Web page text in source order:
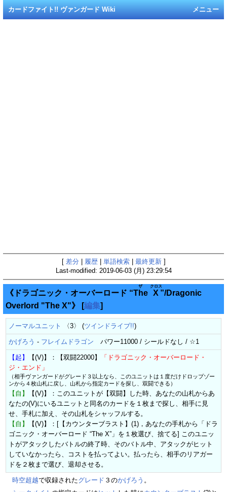
メニュー
カードファイト!! ヴァンガード Wiki
[ 差分 履歴| 単語検索| 最終更新]
Last-modified: 2019-06-03 (月) 23:29:54
《ドラゴニック・オーバーロード “The
ザ
X
クロス
”/Dragonic
Overlord "The X"》
[編集]
ノーマルユニット 〈3〉 (ツインドライブ!!)
かげろう - フレイムドラゴン パワー11000 / シールドなし / ☆1
【起】 【(V)】：【双闘22000】
「ドラゴニック・オーバーロード・
ジ・エンド」
（相手ヴァンガードがグレード３以上なら、このユニットは１度だけドロップゾー
ンから４枚山札に戻し、山札から指定カードを探し、双闘できる）
【自】
【(V)】：このユニットが【双闘】した時、あなたの山札からあ
なたの(V)にいるユニットと同名のカードを１枚まで探し、相手に見
せ、手札に加え、その山札をシャッフルする。
【自】
【(V)】：[【カウンターブラスト】(1)，あなたの手札から「ドラ
ゴニック・オーバーロード “The X”」を１枚選び、捨てる] このユニッ
トがアタックしたバトルの終了時、そのバトル中、アタックがヒット
していなかったら、コストを払ってよい。払ったら、相手のリアガー
ドを２枚まで選び、退却させる。
時空超越で収録されたグレード ３のかげろう 。